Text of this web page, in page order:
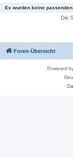
Es wurden keine
Die
Foren-Übersicht
Powered